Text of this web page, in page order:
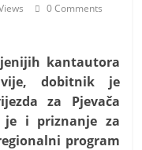
0 Comments
kantautora
dobitnik je
za Pjevača
je i priznanje za
program